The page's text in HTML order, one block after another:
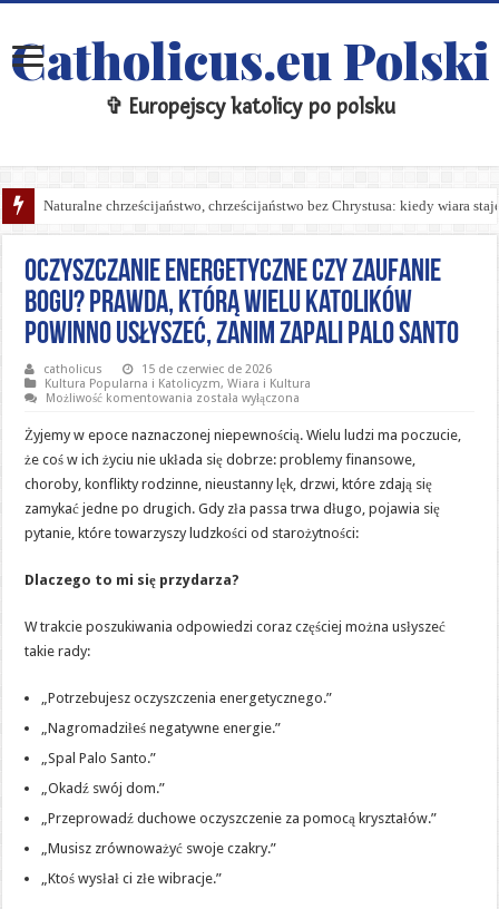
Catholicus.eu Polski
✞ Europejscy katolicy po polsku
Naturalne chrześcijaństwo, chrześcijaństwo bez Chrystusa: kiedy wiara
Inkwizycja i czarne legendy: jak bez kompleksów odpowiadać na
Oczyszczanie energetyczne czy zaufanie
Bogu? Prawda, którą wielu katolików
powinno usłyszeć, zanim zapali Palo Santo
catholicus
15 de czerwiec de 2026
Kultura Popularna i Katolicyzm,Wiara i Kultura
Możliwość komentowania Oczyszczanie
czy
zaufanie
Bogu?
Prawda,
którą
katolików
powinno
usłyszeć,
zapali
Palo
została wyłączona
Żyjemy w epoce naznaczonej niepewnością. Wielu ludzi ma poczucie,
że coś w ich życiu nie układa się dobrze: problemy finansowe,
choroby, konflikty rodzinne, nieustanny lęk, drzwi, które zdają się
zamykać jedne po drugich. Gdy zła passa trwa długo, pojawia się
pytanie, które towarzyszy ludzkości od starożytności:
Dlaczego to mi się przydarza?
W trakcie poszukiwania odpowiedzi coraz częściej można usłyszeć
takie rady:
„Potrzebujesz oczyszczenia energetycznego.”
„Nagromadziłeś negatywne energie.”
„Spal Palo Santo.”
„Okadź swój dom.”
„Przeprowadź duchowe oczyszczenie za pomocą kryształów.”
„Musisz zrównoważyć swoje czakry.”
„Ktoś wysłał ci złe wibracje.”